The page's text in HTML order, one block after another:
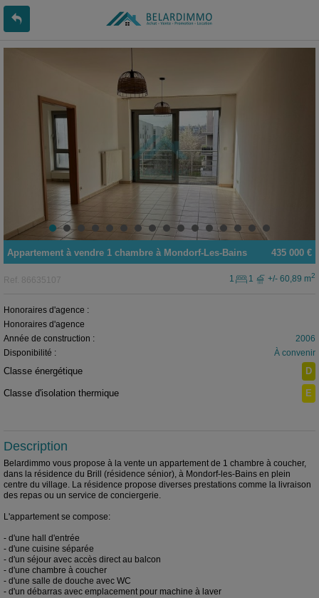
435 000 €
Appartement à vendre 1 chambre à Mondorf-Les-Bains
Ref. 86635107 1 1 +/- 60,89 m2
Honoraires d'agence :
Honoraires d'agence
Année de construction :
2006
Disponibilité :
À convenir
Classe énergétique D
Classe d'isolation thermique E
Description
Belardimmo vous propose à la vente un appartement de 1 chambre à coucher,
dans la résidence du Brill (résidence sénior), à Mondorf-les-Bains en plein
centre du village. La résidence propose diverses prestations comme la livraison
des repas ou un service de conciergerie.
L'appartement se compose:
- d'une hall d'entrée
- d'une cuisine séparée
- d'un séjour avec accès direct au balcon
- d'une chambre à coucher
- d'une salle de douche avec WC
- d'un débarras avec emplacement pour machine à laver